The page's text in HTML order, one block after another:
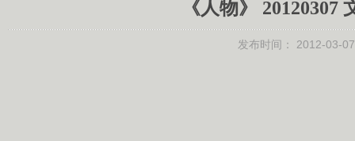
《人物》
发布时间： 2012-03-